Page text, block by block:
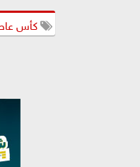
كأس